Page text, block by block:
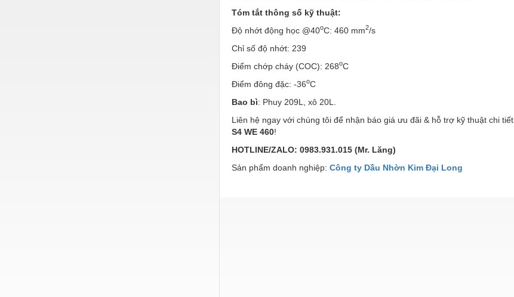
Tóm tắt thông số kỹ thuật:
Độ nhớt động học @40oC: 460 mm2/s
Chỉ số độ nhớt: 239
Điểm chớp cháy (COC): 268oC
Điểm đông đặc: -36oC
Bao bì: Phuy 209L, xô 20L.
Liên hệ ngay với chúng tôi để nhận báo giá ưu đãi & hỗ trợ kỹ thuật chi tiết
S4 WE 460!
HOTLINE/ZALO: 0983.931.015 (Mr. Lăng)
Sản phẩm doanh nghiệp: Công ty Dầu Nhờn Kim Đại Long